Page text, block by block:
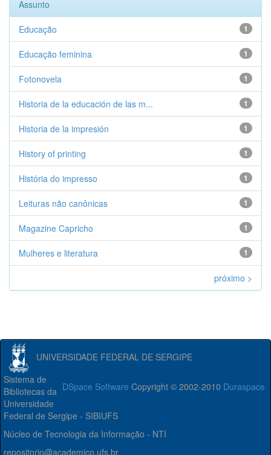
Assunto
1
Educação
1
Educação feminina
1
Fotonovela
1
Historia de la educación de las m...
1
Historia de la impresión
1
History of printing
1
História do impresso
1
Leituras não canônicas
1
Magazine Capricho
1
Mulheres e literatura
próximo >
UNIVERSIDADE FEDERAL DE SERGIPE
DSpace Software Copyright © 2002-2010 Duraspace
Sistema de
Bibliotecas da
Universidade
Federal de Sergipe - SIBIUFS
Núcleo de Tecnologia da Informação - NTI
repositorio@academico.ufs.br